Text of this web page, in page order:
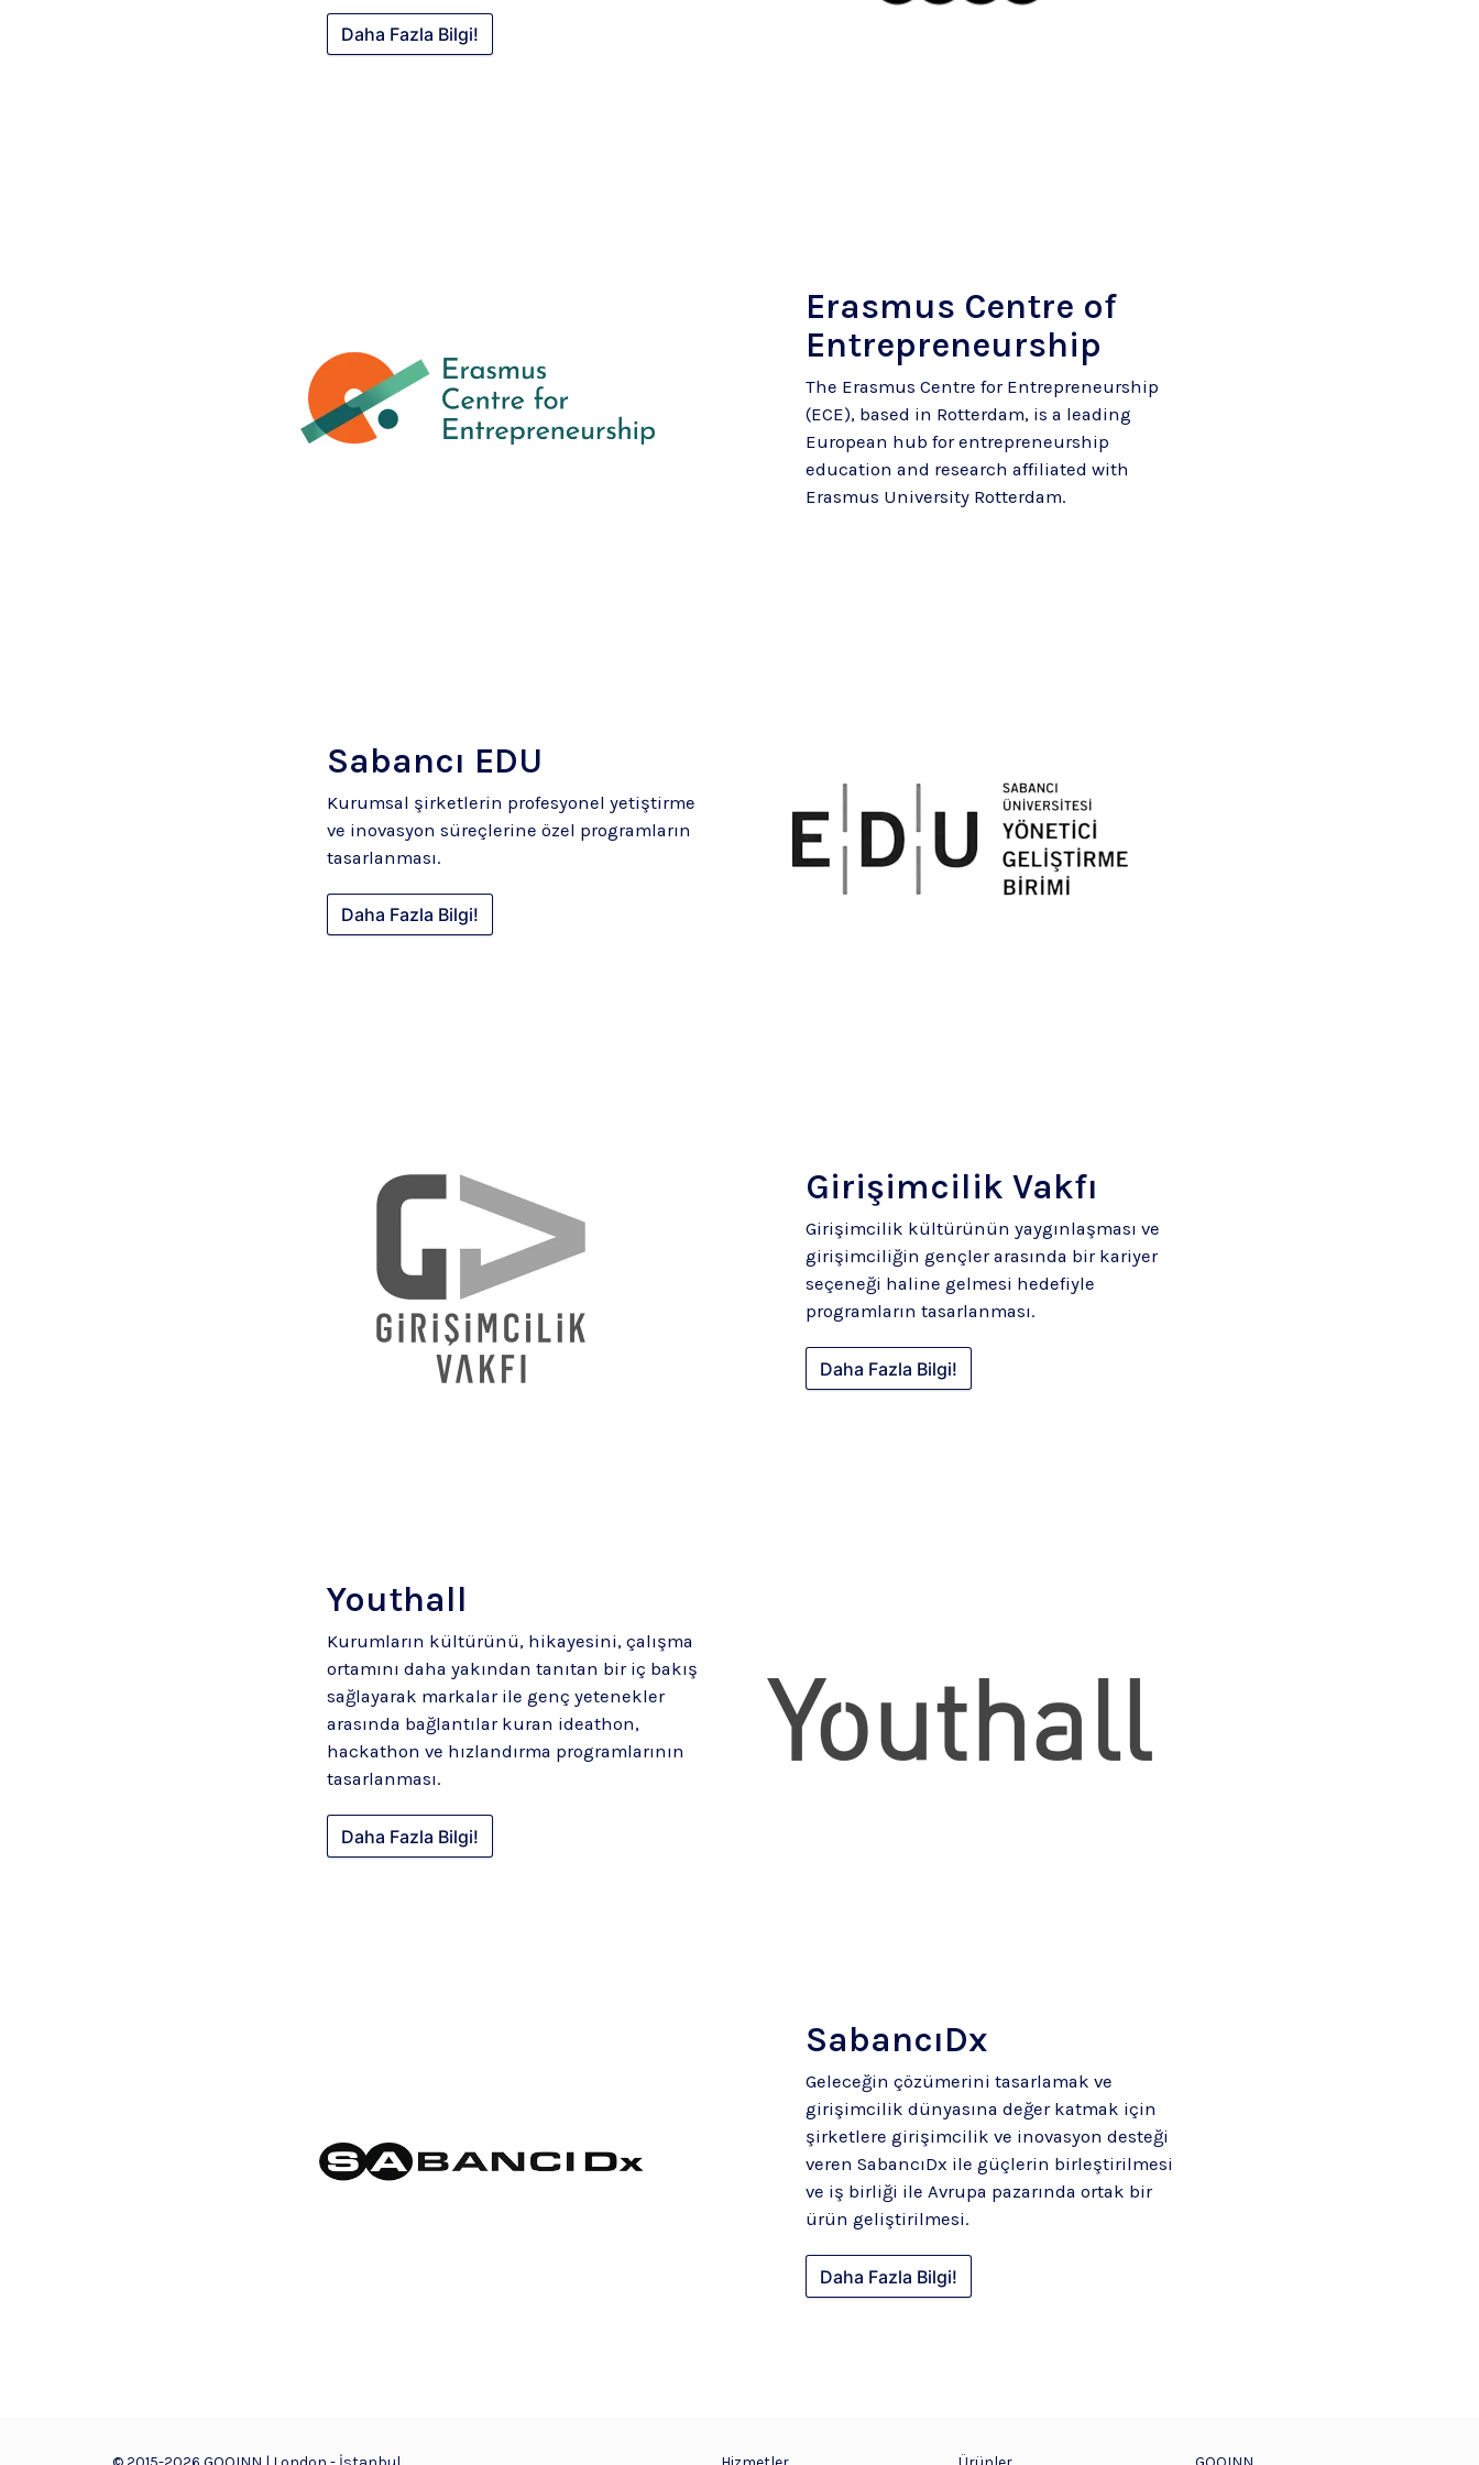
Daha Fazla Bilgi!
Erasmus Centre of
Entrepreneurship
The Erasmus Centre for Entrepreneurship
(ECE), based in Rotterdam, is a leading
European hub for entrepreneurship
education and research affiliated with
Erasmus University Rotterdam.
Sabancı EDU
Kurumsal şirketlerin profesyonel yetiştirme
ve inovasyon süreçlerine özel programların
tasarlanması.
Daha Fazla Bilgi!
Girişimcilik Vakfı
Girişimcilik kültürünün yaygınlaşması ve
girişimciliğin gençler arasında bir kariyer
seçeneği haline gelmesi hedefiyle
programların tasarlanması.
Daha Fazla Bilgi!
Youthall
Kurumların kültürünü, hikayesini, çalışma
ortamını daha yakından tanıtan bir iç bakış
sağlayarak markalar ile genç yetenekler
arasında bağlantılar kuran ideathon,
hackathon ve hızlandırma programlarının
tasarlanması.
Daha Fazla Bilgi!
SabancıDx
Geleceğin çözümerini tasarlamak ve
girişimcilik dünyasına değer katmak için
şirketlere girişimcilik ve inovasyon desteği
veren SabancıDx ile güçlerin birleştirilmesi
ve iş birliği ile Avrupa pazarında ortak bir
ürün geliştirilmesi.
Daha Fazla Bilgi!